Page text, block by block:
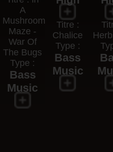
A
Mushroom
Maze -
War Of
The Bugs
Type :
Bass
Music
Titre :
Chalice
Type :
Bass
Music